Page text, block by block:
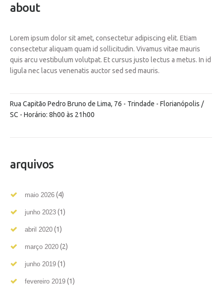
about
Lorem ipsum dolor sit amet, consectetur adipiscing elit. Etiam
consectetur aliquam quam id sollicitudin. Vivamus vitae mauris
quis arcu vestibulum volutpat. Et cursus justo lectus a metus. In id
ligula nec lacus venenatis auctor sed sed mauris.
Rua Capitão Pedro Bruno de Lima, 76 - Trindade - Florianópolis /
SC - Horário: 8h00 às 21h00
arquivos
maio 2026 (4)
junho 2023 (1)
abril 2020 (1)
março 2020 (2)
junho 2019 (1)
fevereiro 2019 (1)